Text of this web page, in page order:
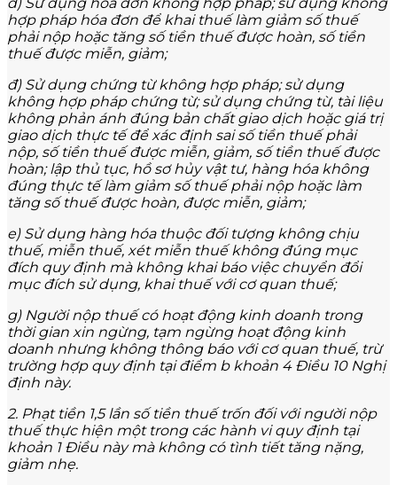
hợp pháp hóa đơn để khai thuế làm giảm số thuế
phải nộp hoặc tăng số tiền thuế được hoàn, số tiền
thuế được miễn, giảm;
đ) Sử dụng chứng từ không hợp pháp; sử dụng
không hợp pháp chứng từ; sử dụng chứng từ, tài liệu
không phản ánh đúng bản chất giao dịch hoặc giá trị
giao dịch thực tế để xác định sai số tiền thuế phải
nộp, số tiền thuế được miễn, giảm, số tiền thuế được
hoàn; lập thủ tục, hồ sơ hủy vật tư, hàng hóa không
đúng thực tế làm giảm số thuế phải nộp hoặc làm
tăng số thuế được hoàn, được miễn, giảm;
e) Sử dụng hàng hóa thuộc đối tượng không chịu
thuế, miễn thuế, xét miễn thuế không đúng mục
đích quy định mà không khai báo việc chuyển đổi
mục đích sử dụng, khai thuế với cơ quan thuế;
g) Người nộp thuế có hoạt động kinh doanh trong
thời gian xin ngừng, tạm ngừng hoạt động kinh
doanh nhưng không thông báo với cơ quan thuế, trừ
trường hợp quy định tại điểm b khoản 4 Điều 10 Nghị
định này.
2. Phạt tiền 1,5 lần số tiền thuế trốn đối với người nộp
thuế thực hiện một trong các hành vi quy định tại
khoản 1 Điều này mà không có tình tiết tăng nặng,
giảm nhẹ.